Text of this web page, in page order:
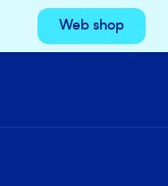
Web shop